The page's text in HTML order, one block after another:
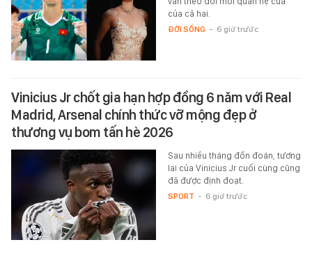
của cả hai.
ĐỜI SỐNG - 6 giờ trước
Vinicius Jr chốt gia hạn hợp đồng 6 năm với Real
Madrid, Arsenal chính thức vỡ mộng đẹp ở
thương vụ bom tấn hè 2026
Sau nhiều tháng đồn đoán, tương
lai của Vinicius Jr cuối cùng cũng
đã được định đoạt.
SPORT - 6 giờ trước